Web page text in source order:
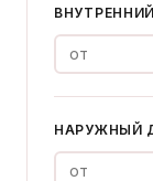
НАРУЖНЫЙ